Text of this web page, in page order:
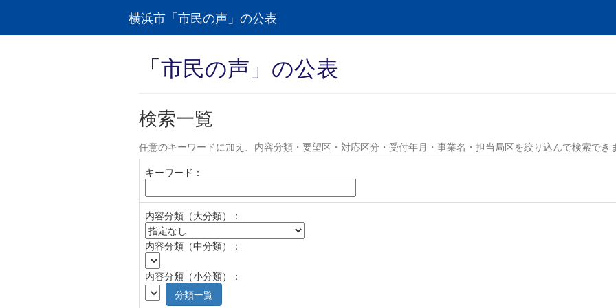
横浜市「市民の声」の公表
「市民の声」の公表
検索一覧
任意のキーワードに加え、内容分類・要望区・対応区分・受付年月・事業名・担当局区を絞り込んで検索でき
キーワード：
内容分類（大分類）：
内容分類（中分類）：
内容分類（小分類）：
分類一覧